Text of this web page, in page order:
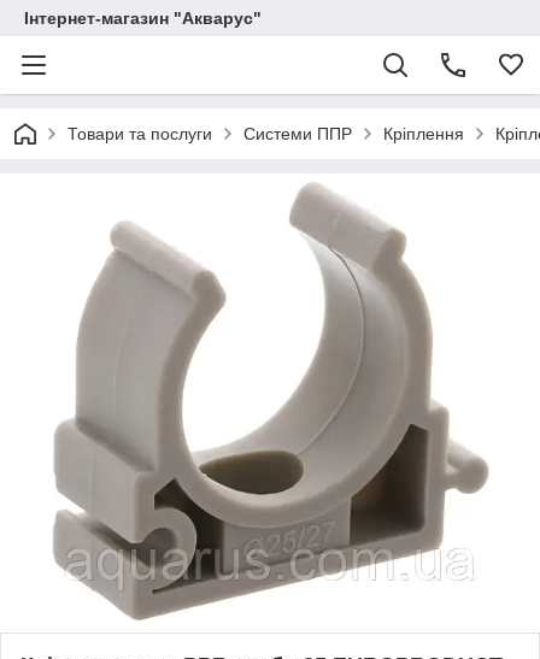
Інтернет-магазин "Акварус"
Товари та послуги Системи ППР Кріплення